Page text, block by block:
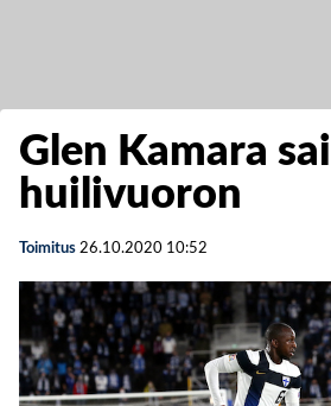
Glen Kamara sai
huilivuoron
Toimitus 26.10.2020 10:52